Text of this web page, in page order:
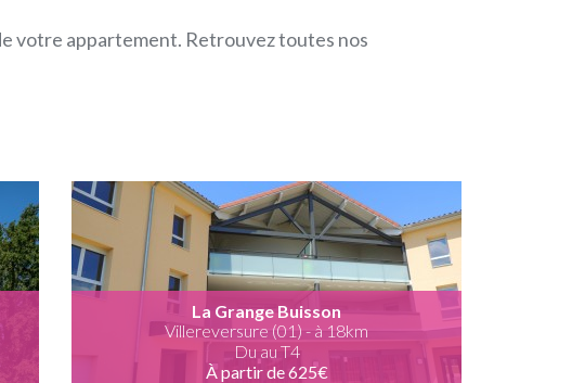
votre appartement. Retrouvez toutes nos
La Grange Buisson
Villereversure (01) - à 18km
Du au T4
À partir de 625€